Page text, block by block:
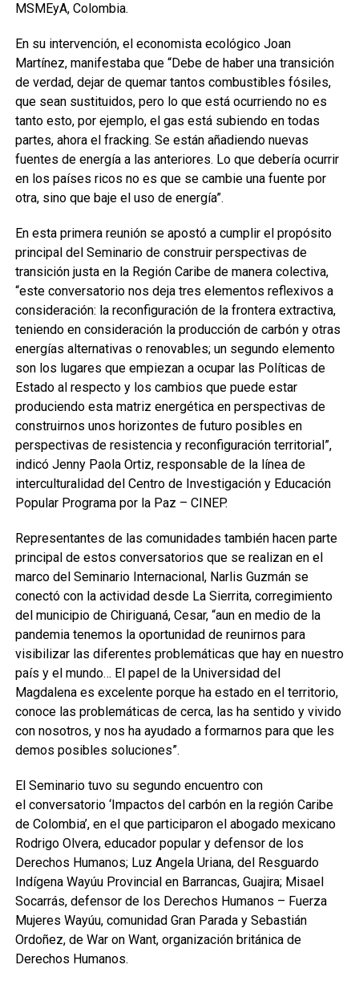
MSMEyA, Colombia.
En su intervención, el economista ecológico Joan
Martínez, manifestaba que “Debe de haber una transición
de verdad, dejar de quemar tantos combustibles fósiles,
que sean sustituidos, pero lo que está ocurriendo no es
tanto esto, por ejemplo, el gas está subiendo en todas
partes, ahora el fracking. Se están añadiendo nuevas
fuentes de energía a las anteriores. Lo que debería ocurrir
en los países ricos no es que se cambie una fuente por
otra, sino que baje el uso de energía”.
En esta primera reunión se apostó a cumplir el propósito
principal del Seminario de construir perspectivas de
transición justa en la Región Caribe de manera colectiva,
“este conversatorio nos deja tres elementos reflexivos a
consideración: la reconfiguración de la frontera extractiva,
teniendo en consideración la producción de carbón y otras
energías alternativas o renovables; un segundo elemento
son los lugares que empiezan a ocupar las Políticas de
Estado al respecto y los cambios que puede estar
produciendo esta matriz energética en perspectivas de
construirnos unos horizontes de futuro posibles en
perspectivas de resistencia y reconfiguración territorial”,
indicó Jenny Paola Ortiz, responsable de la línea de
interculturalidad del Centro de Investigación y Educación
Popular Programa por la Paz – CINEP.
Representantes de las comunidades también hacen parte
principal de estos conversatorios que se realizan en el
marco del Seminario Internacional, Narlis Guzmán se
conectó con la actividad desde La Sierrita, corregimiento
del municipio de Chiriguaná, Cesar, “aun en medio de la
pandemia tenemos la oportunidad de reunirnos para
visibilizar las diferentes problemáticas que hay en nuestro
país y el mundo… El papel de la Universidad del
Magdalena es excelente porque ha estado en el territorio,
conoce las problemáticas de cerca, las ha sentido y vivido
con nosotros, y nos ha ayudado a formarnos para que les
demos posibles soluciones”.
El Seminario tuvo su segundo encuentro con
el conversatorio ‘Impactos del carbón en la región Caribe
de Colombia’, en el que participaron el abogado mexicano
Rodrigo Olvera, educador popular y defensor de los
Derechos Humanos; Luz Angela Uriana, del Resguardo
Indígena Wayúu Provincial en Barrancas, Guajira; Misael
Socarrás, defensor de los Derechos Humanos – Fuerza
Mujeres Wayúu, comunidad Gran Parada y Sebastián
Ordoñez, de War on Want, organización británica de
Derechos Humanos.